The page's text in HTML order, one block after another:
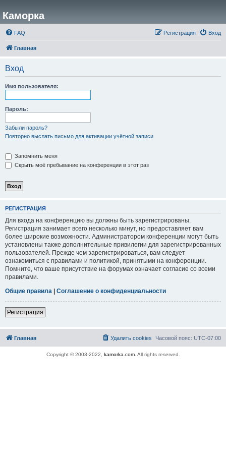
Каморка
FAQ Вход
Регистрация
Главная
Вход
Имя пользователя:
Пароль:
Забыли пароль?
Повторно выслать письмо для активации учётной записи
Запомнить меня
Скрыть моё пребывание на конференции в этот раз
РЕГИСТРАЦИЯ
Для входа на конференцию вы должны быть зарегистрированы.
Регистрация занимает всего несколько минут, но предоставляет вам
более широкие возможности. Администратором конференции могут быть
установлены также дополнительные привилегии для зарегистрированных
пользователей. Прежде чем зарегистрироваться, вам следует
ознакомиться с правилами и политикой, принятыми на конференции.
Помните, что ваше присутствие на форумах означает согласие со всеми
правилами.
Общие правила | Соглашение о конфиденциальности
Регистрация
Главная Часовой пояс: UTC-07:00
Удалить cookies
Copyright © 2003-2022, kamorka.com. All rights reserved.